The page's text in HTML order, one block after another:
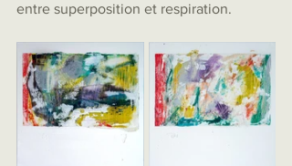
entre superposition et respiration.